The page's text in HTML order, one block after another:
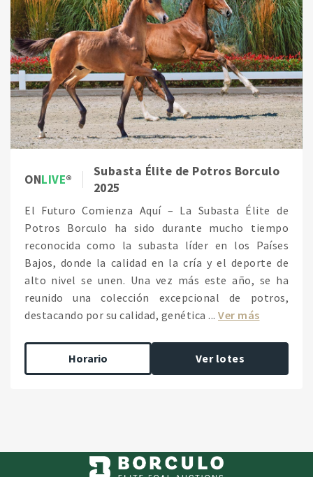
ONLIVE
Subasta Élite de Potros Borculo
2025
El Futuro Comienza Aquí – La Subasta Élite de
Potros Borculo ha sido durante mucho tiempo
reconocida como la subasta líder en los Países
Bajos, donde la calidad en la cría y el deporte de
alto nivel se unen. Una vez más este año, se ha
reunido una colección excepcional de potros,
destacando por su calidad, genética ... Ver más
Horario Ver lotes